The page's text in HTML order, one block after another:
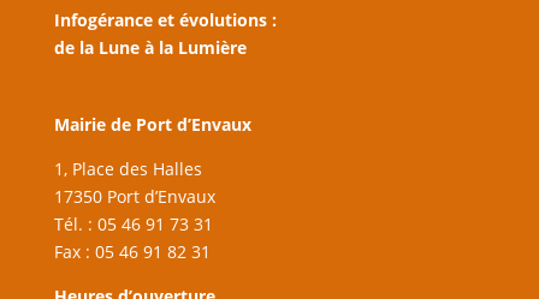
Infogérance et évolutions :
de la Lune à la Lumière
Mairie de Port d’Envaux
1, Place des Halles
17350 Port d’Envaux
Tél. : 05 46 91 73 31
Fax : 05 46 91 82 31